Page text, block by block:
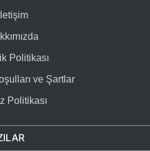
İletişim
Politikası
ve Şartlar
Politikası